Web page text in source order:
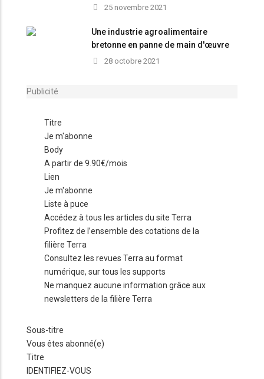
25 novembre 2021
Une industrie agroalimentaire
bretonne en panne de main d'œuvre
et de valorisation
28 octobre 2021
Publicité
Titre
Je m'abonne
Body
A partir de 9.90€/mois
Lien
Je m'abonne
Liste à puce
Accédez à tous les articles du site Terra
Profitez de l’ensemble des cotations de la
filière Terra
Consultez les revues Terra au format
numérique, sur tous les supports
Ne manquez aucune information grâce aux
newsletters de la filière Terra
Sous-titre
Vous êtes abonné(e)
Titre
IDENTIFIEZ-VOUS